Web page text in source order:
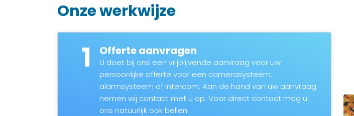
Onze werkwijze
1 Offerte aanvragen
U doet bij ons een vrijblijvende aanvraag voor uw
persoonlijke offerte voor een camerasysteem,
alarmsysteem of intercom. Aan de hand van uw aanvraag
nemen wij contact met u op. Voor direct contact mag u
ons natuurlijk ook bellen.